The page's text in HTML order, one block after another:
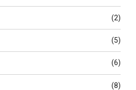
(2)
(5)
(6)
(8)